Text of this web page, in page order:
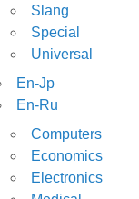
Slang
Special
Universal
En-Jp
En-Ru
Computers
Economics
Electronics